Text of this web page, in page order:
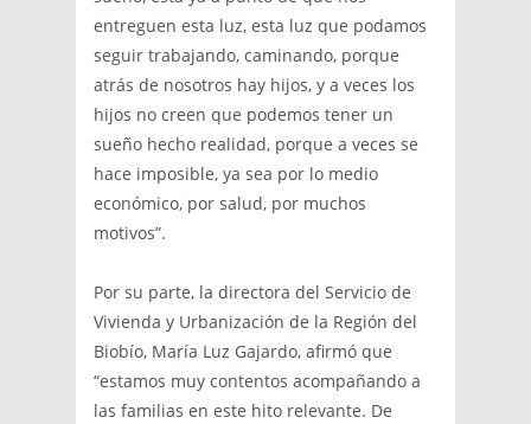
entreguen esta luz, esta luz que podamos
seguir trabajando, caminando, porque
atrás de nosotros hay hijos, y a veces los
hijos no creen que podemos tener un
sueño hecho realidad, porque a veces se
hace imposible, ya sea por lo medio
económico, por salud, por muchos
motivos”.
Por su parte, la directora del Servicio de
Vivienda y Urbanización de la Región del
Biobío, María Luz Gajardo, afirmó que
“estamos muy contentos acompañando a
las familias en este hito relevante. De